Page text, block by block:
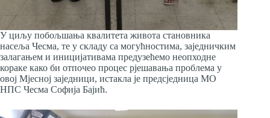
У циљу побољшања квалитета живота становника
насеља Чесма, те у складу са могућностима, заједничким
залагањем и иницијативама предузећемо неопходне
кораке како би отпочео процес рјешавања проблема у
овој Мјесној заједници, истакла је предсједница МО
НПС Чесма Софија Бајић.